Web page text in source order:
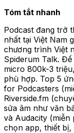
Tóm tắt nhanh
Podcast đang trở
nhất tại Việt Nam
chương trình Việt
Spiderum Talk.
micro 800k-3
phù hợp. Top 5
for Podcasters
Riverside.fm
sửa âm như văn
và Audacity (miễn
chọn app, thiết bị,